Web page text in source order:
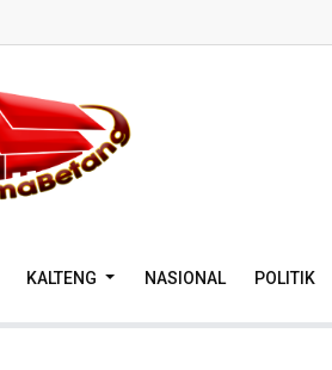
KALTENG NASIONAL POLITIK